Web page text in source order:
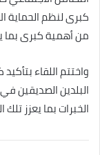
كبرى لنظم الحماية
من أهمية كبرى بما
واختتم اللقاء
البلدين الصديقين في
الخبرات بما يعزز تلك